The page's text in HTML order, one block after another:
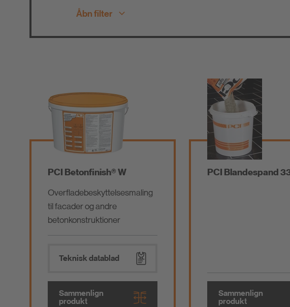
Åbn filter
Parket- og
Gulvlægning
Have og Landskab
Betonreparation /
Reparationsmørtel
Slidlagsmørtler/Unde
rstøbningsmørtler/Be
lægninger
PCI Betonfinish® W
Overfladebeskyttelsesmaling
til facader og andre
betonkonstruktioner
Teknisk datablad
Sammenlign
produkt
PCI Blandespand
Sammenlign
produkt